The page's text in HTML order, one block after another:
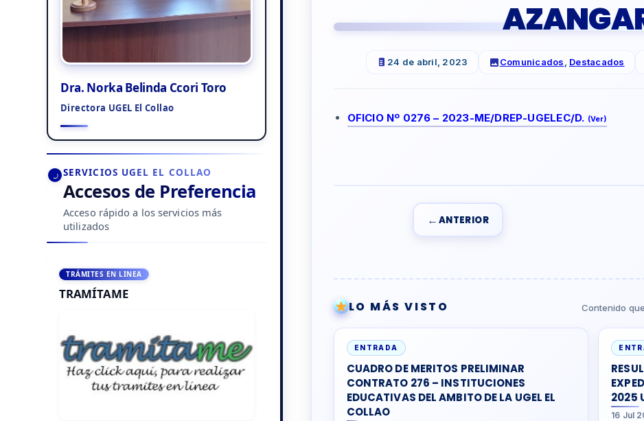
Dra. Norka Belinda Ccori Toro
Directora UGEL El Collao
SERVICIOS UGEL EL COLLAO
Accesos de Preferencia
Acceso rápido a los servicios más
utilizados
TRÁMITES EN LINEA
TRAMÍTAME
24 de abril, 2023 Comunicados Destacados
OFICIO Nº 0276 – 2023-ME/DREP-UGELEC/D. (Ver)
← ANTERIOR
LO MÁS VISTO Contenido
ENTRADA
CUADRO DE MERITOS PRELIMINAR
CONTRATO 276 – INSTITUCIONES
EDUCATIVAS DEL AMBITO DE LA UGEL EL
COLLAO
2025
16 Jul